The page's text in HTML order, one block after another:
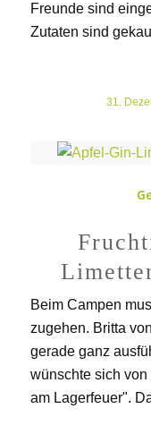
Freunde sind
Zutaten sind
31.
Beim Campen
zugehen. Britta
gerade ganz
wünschte sich von
am Lagerfeuer".